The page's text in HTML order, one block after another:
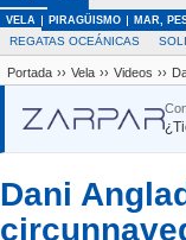
VELA PIRAGÜISMO MAR,
REGATAS OCEÁNICAS
Portada ›› Vela ›› Videos ››
Dani